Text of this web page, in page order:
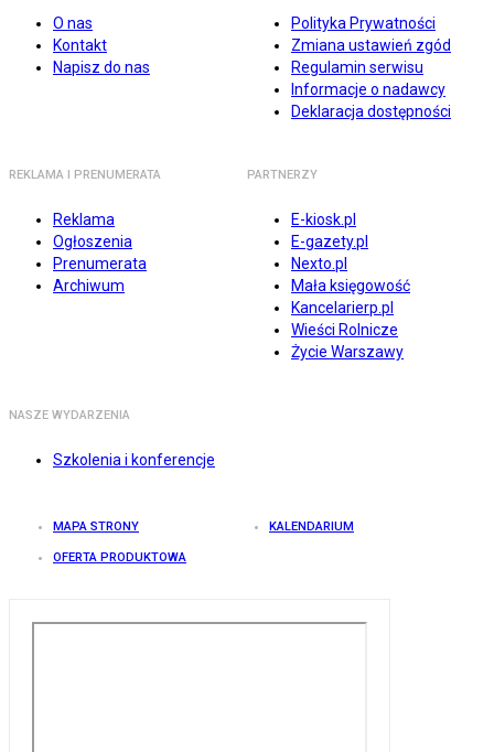
O nas
Kontakt
Napisz do nas
Polityka Prywatności
Zmiana ustawień zgód
Regulamin serwisu
Informacje o nadawcy
Deklaracja dostępności
REKLAMA I PRENUMERATA
Reklama
Ogłoszenia
Prenumerata
Archiwum
PARTNERZY
E-kiosk.pl
E-gazety.pl
Nexto.pl
Mała księgowość
Kancelarierp.pl
Wieści Rolnicze
Życie Warszawy
NASZE WYDARZENIA
Szkolenia i konferencje
MAPA STRONY KALENDARIUM
OFERTA PRODUKTOWA